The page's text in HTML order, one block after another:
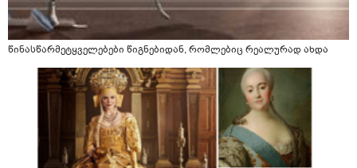
წინასწარმეტყველებები წიგნებიდან, რომლებიც რეალურად ახდა